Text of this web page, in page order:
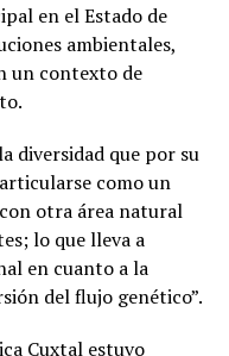
en el Estado de
ambientales,
un contexto de
diversidad que por su
como un
otra área natural
lo que lleva a
en cuanto a la
del flujo genético”.
Cuxtal estuvo